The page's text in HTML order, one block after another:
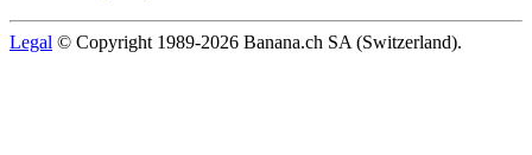
Legal © Copyright 1989-2026 Banana.ch SA (Switzerland).